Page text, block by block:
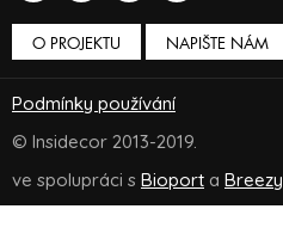
O PROJEKTU NAPIŠTE NÁM
Podmínky používání
© Insidecor 2013-2019.
ve spolupráci s Bioport a Breezy